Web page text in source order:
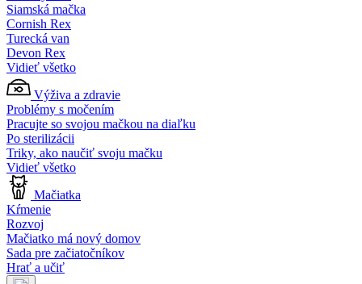
Siamská mačka
Cornish Rex
Turecká van
Devon Rex
Vidieť všetko
Výživa a zdravie
Problémy s močením
Pracujte so svojou mačkou na diaľku
Po sterilizácii
Triky, ako naučiť svoju mačku
Vidieť všetko
Mačiatka
Kŕmenie
Rozvoj
Mačiatko má nový domov
Sada pre začiatočníkov
Hrať a učiť